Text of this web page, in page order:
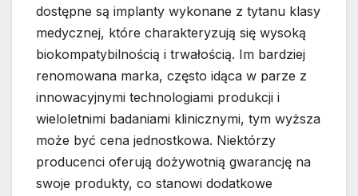
dostępne są implanty wykonane z tytanu klasy
medycznej, które charakteryzują się wysoką
biokompatybilnością i trwałością. Im bardziej
renomowana marka, często idąca w parze z
innowacyjnymi technologiami produkcji i
wieloletnimi badaniami klinicznymi, tym wyższa
może być cena jednostkowa. Niektórzy
producenci oferują dożywotnią gwarancję na
swoje produkty, co stanowi dodatkowe